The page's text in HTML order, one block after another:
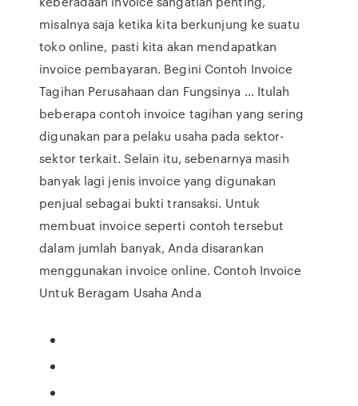
misalnya saja ketika kita berkunjung ke suatu
toko online, pasti kita akan mendapatkan
invoice pembayaran. Begini Contoh Invoice
Tagihan Perusahaan dan Fungsinya ... Itulah
beberapa contoh invoice tagihan yang sering
digunakan para pelaku usaha pada sektor-
sektor terkait. Selain itu, sebenarnya masih
banyak lagi jenis invoice yang digunakan
penjual sebagai bukti transaksi. Untuk
membuat invoice seperti contoh tersebut
dalam jumlah banyak, Anda disarankan
menggunakan invoice online. Contoh Invoice
Untuk Beragam Usaha Anda